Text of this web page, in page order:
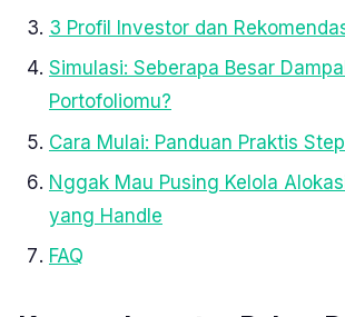
3 Profil Investor dan
Simulasi: Seberapa Besar
Portofoliomu?
Cara Mulai: Panduan Praktis
Nggak Mau Pusing Kelola
yang Handle
FAQ